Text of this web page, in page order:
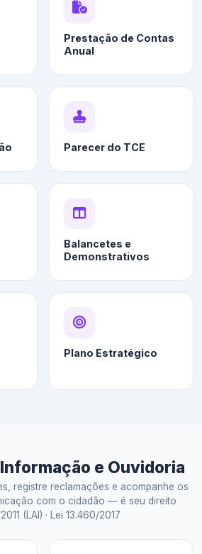
Prestação de Contas
Anual
Parecer do TCE
Balancetes e
Demonstrativos
Plano Estratégico
e Ouvidoria
registre reclamações e acompanhe os
com o cidadão — é seu direito
(LAI) · Lei 13.460/2017